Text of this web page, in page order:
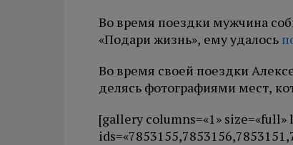
Во время поездки мужчина
«Подари жизнь», ему удалось
Во время своей поездки
делясь фотографиями мест,
[gallery columns=«1»